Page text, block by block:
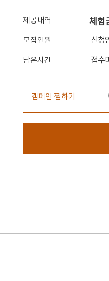
제공내역 체험
모집인원 신청
남은시간 접수
캠페인 찜하기